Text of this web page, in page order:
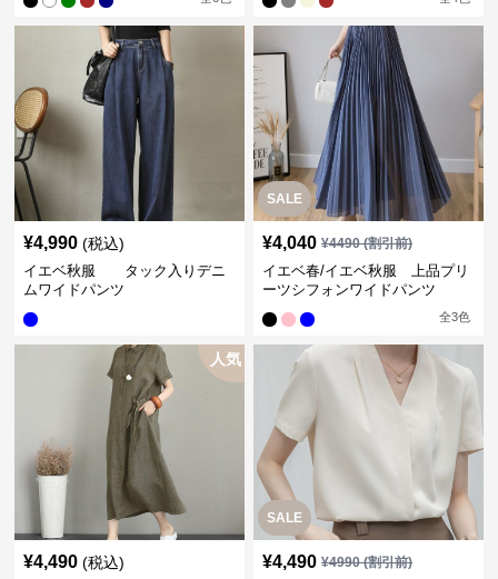
¥4,990 (税込)
イエベ秋服 タック入りデニ
ムワイドパンツ
SALE
¥4,040 ¥4490(割引前)
イエベ春/イエベ秋服 上品プリ
ーツシフォンワイドパンツ
全3色
人気
¥4,490 (税込)
SALE
¥4,490 ¥4990(割引前)